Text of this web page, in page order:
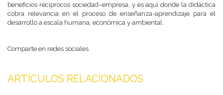
beneficios recíprocos sociedad–empresa, y es aquí donde la didáctica
cobra relevancia en el proceso de enseñanza-aprendizaje para el
desarrollo a escala humana, económica y ambiental.
Comparte en redes sociales
ARTÍCULOS RELACIONADOS